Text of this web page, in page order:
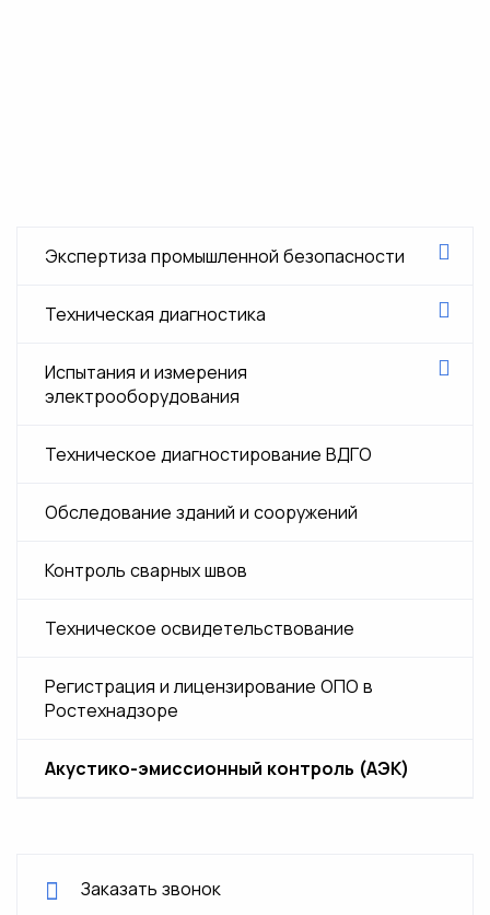
Экспертиза промышленной безопасности
проектной документации
Экспертиза технических устройств
Экспертиза промышленной
под давлением
и подъёмных сооружений
Техническая диагностика
Испытания и измерения
электрооборудования
многоквартирных домах
Техническое диагностирование ВДГО
Обследование зданий и сооружений
Контроль сварных швов
Техническое освидетельствование
Регистрация и лицензирование ОПО в
Ростехнадзоре
Акустико-эмиссионный контроль (АЭК)
Заказать звонок